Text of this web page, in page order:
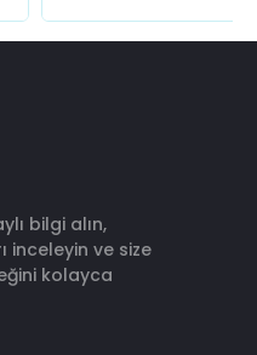
bilgi alın,
inceleyin ve size
kolayca